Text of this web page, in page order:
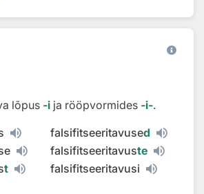
lõpus ‑i ja rööpvormides ‑i‑.
falsifitseeritavused
falsifitseeritavuste
t falsifitseeritavusi